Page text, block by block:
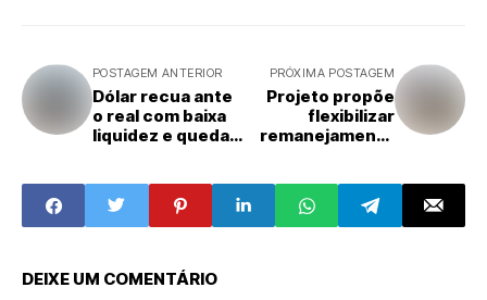
POSTAGEM ANTERIOR
Dólar recua ante
o real com baixa
liquidez e queda
PRÓXIMA POSTAGEM
Projeto propõe
flexibilizar
remanejamento
2026
DEIXE UM COMENTÁRIO